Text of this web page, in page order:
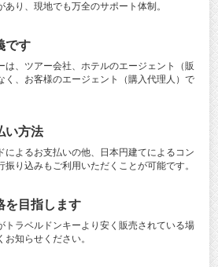
あり、現地でも万全のサポート体制。
です
は、ツアー会社、ホテルのエージェント（販
く、お客様のエージェント（購入代理人）で
い方法
によるお支払いの他、日本円建てによるコン
振り込みもご利用いただくことが可能です。
を目指します
トラベルドンキーより安く販売されている場
知らせください。